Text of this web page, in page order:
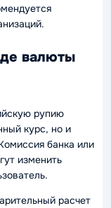
валюты
рупию
курс, но и
банка или
изменить
расчет